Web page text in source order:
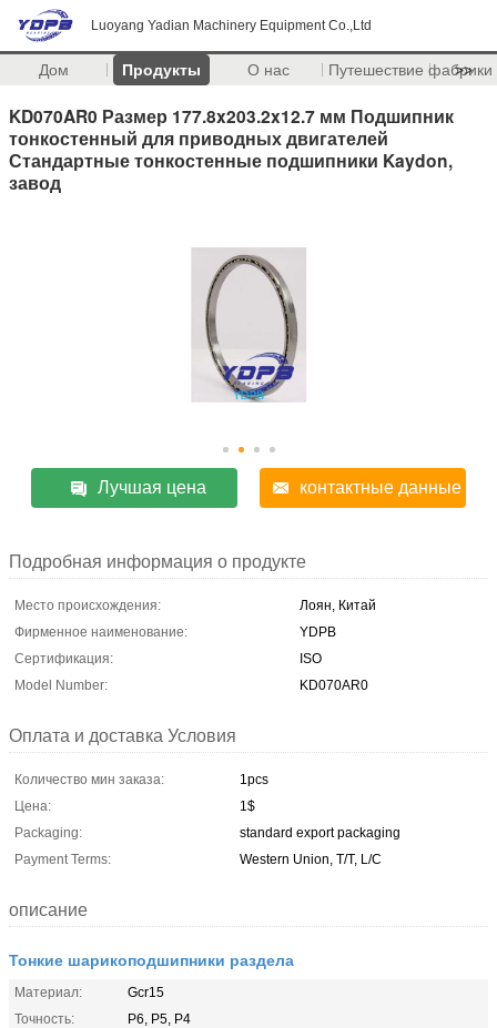
Luoyang Yadian Machinery Equipment Co.,Ltd
Дом Продукты О нас Путешествие фабрики
>>
KD070AR0 Размер 177.8x203.2x12.7 мм Подшипник
тонкостенный для приводных двигателей
Стандартные тонкостенные подшипники Kaydon,
завод
Лучшая цена контактные данные
Подробная информация о продукте
Место происхождения:
Лоян, Китай
Фирменное наименование:
YDPB
Сертификация:
ISO
Model Number:
KD070AR0
Оплата и доставка Условия
Количество мин заказа:
1pcs
Цена:
1$
Packaging:
standard export packaging
Payment Terms:
Western Union, T/T, L/C
описание
Тонкие шарикоподшипники раздела
Материал:
Gcr15
Точность:
P6, P5, P4